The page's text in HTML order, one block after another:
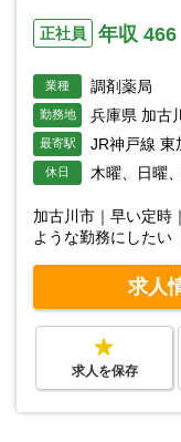
正社員 年収 466
業種 調剤薬局
勤務地 兵庫県 加古
最寄駅 JR神戸線 東
休日 木曜、日曜
加古川市｜早い定時
ような勤務にしたい
求人
求人を保存